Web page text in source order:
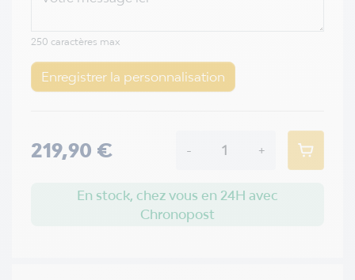
250 caractères max
Enregistrer la personnalisation
219,90 € - +
En stock, chez vous en 24H avec
Chronopost